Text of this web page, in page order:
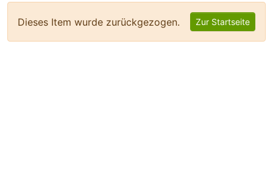
Dieses Item wurde zurückgezogen. Zur Startseite